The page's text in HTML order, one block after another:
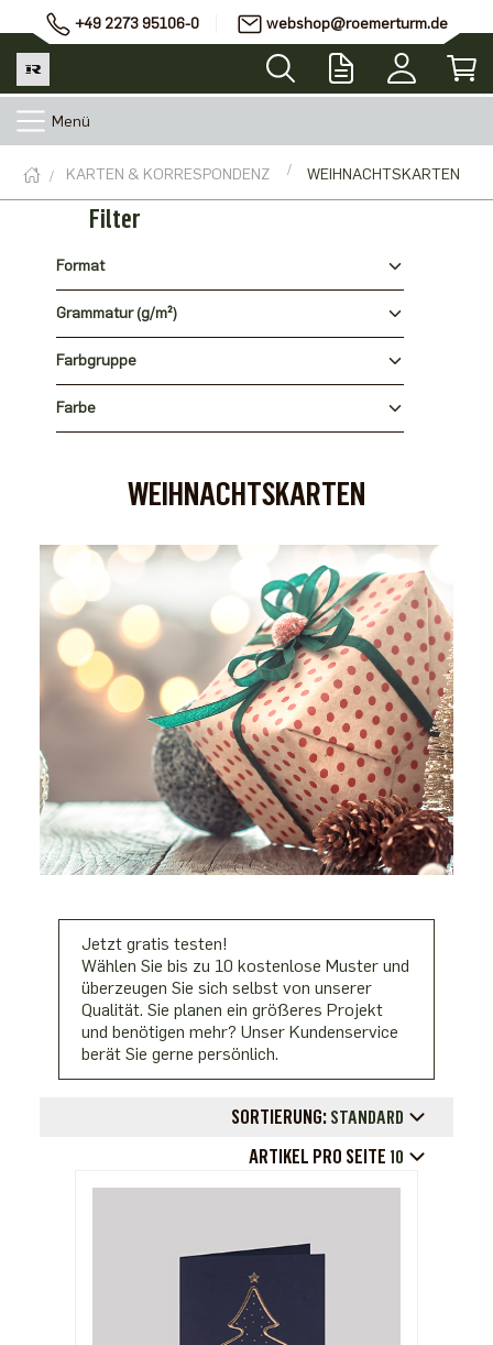
+49 2273 95106-0 webshop@roemerturm.de
Menü
KARTEN & KORRESPONDENZ WEIHNACHTSKARTEN
Filter
Format
Grammatur (g/m²)
Farbgruppe
Farbe
WEIHNACHTSKARTEN
Jetzt gratis testen!
Wählen Sie bis zu 10 kostenlose Muster und
überzeugen Sie sich selbst von unserer
Qualität. Sie planen ein größeres Projekt
und benötigen mehr? Unser Kundenservice
berät Sie gerne persönlich.
SORTIERUNG: STANDARD
ARTIKEL PRO SEITE 10